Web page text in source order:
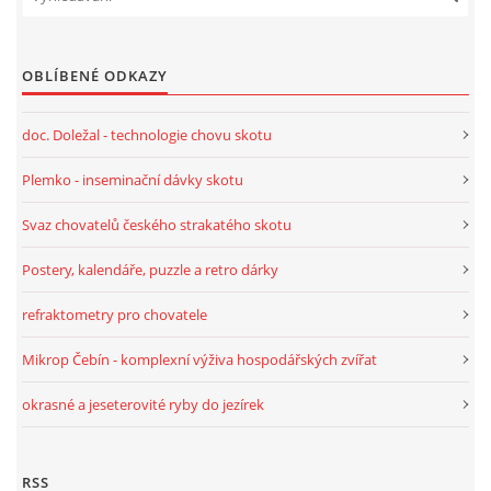
OBLÍBENÉ ODKAZY
doc. Doležal - technologie chovu skotu
Plemko - inseminační dávky skotu
Svaz chovatelů českého strakatého skotu
Postery, kalendáře, puzzle a retro dárky
refraktometry pro chovatele
Mikrop Čebín - komplexní výživa hospodářských zvířat
okrasné a jeseterovité ryby do jezírek
RSS